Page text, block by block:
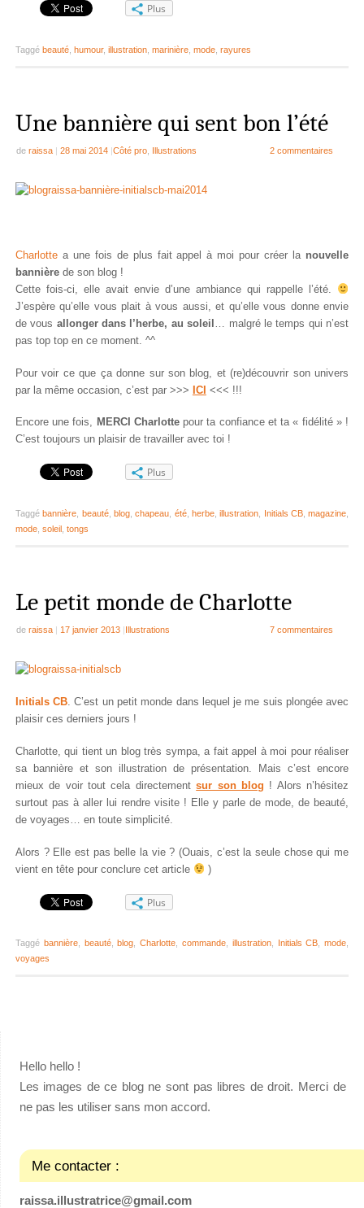
Plus
Taggé beauté, humour, illustration, marinière, mode, rayures
Une bannière qui sent bon l’été
de raissa | 28 mai 2014 |Côté pro, Illustrations 2 commentaires
Charlottea une fois de plus fait appel à moi pour créer la nouvelle
bannièrede son blog !
Cette fois-ci, elle avait envie d’une ambiance qui rappelle l’été.
J’espère qu’elle vous plait à vous aussi, et qu’elle vous donne envie
de vous allonger dans l’herbe, au soleil
… malgré le temps qui n’est
pas top top en ce moment. ^^
Pour voir ce que ça donne sur son blog, et (re)découvrir son univers
par la même occasion, c’est par >>>
ICI <<< !!!
Encore une fois, MERCI Charlottepour ta confiance et ta « fidélité » !
C’est toujours un plaisir de travailler avec toi !
Plus
Taggébannière beauté, blog,chapeau été, herbe,illustration Initials CB,magazine
mode, soleil, tongs
Le petit monde de Charlotte
de raissa | 17 janvier 2013 |Illustrations 7 commentaires
Initials CB. C’est un petit monde dans lequel je me suis plongée avec
plaisir ces derniers jours !
Charlotte, qui tient un blog très sympa, a fait appel à moi pour réaliser
sa bannière et son illustration de présentation. Mais c’est encore
mieux de voir tout cela directementsur son blog ! Alors n’hésitez
surtout pas à aller lui rendre visite ! Elle y parle de mode, de beauté,
de voyages… en toute simplicité.
Alors ? Elle est pas belle la vie ? (Ouais, c’est la seule chose qui me
vient en tête pour conclure cet article
)
Plus
Taggé bannière, beauté,blog ,Charlotte commande, illustration, Initials CB ,mode
voyages
Hello hello !
Les images de ce blog ne sont pas libres de droit. Merci de
ne pas les utiliser sans mon accord.
Me contacter :
raissa.illustratrice@gmail.com